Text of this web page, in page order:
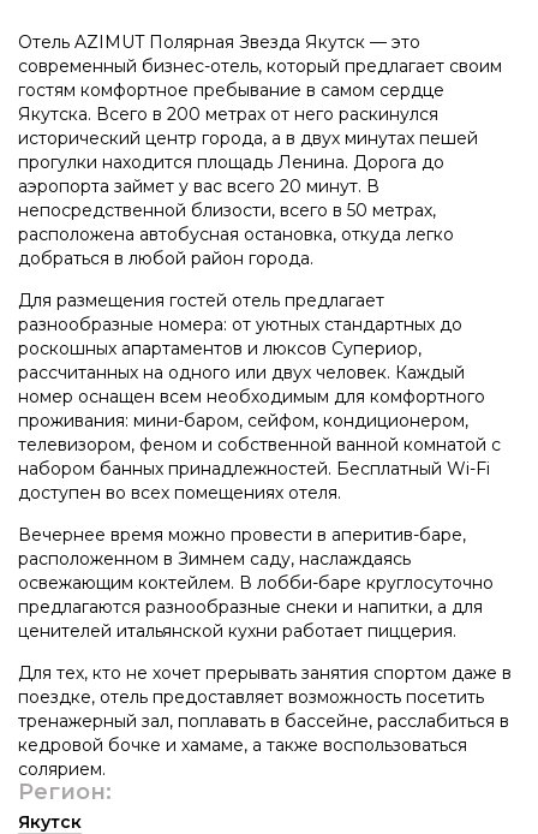
Отель AZIMUT Полярная Звезда Якутск — это
современный бизнес-отель, который предлагает своим
гостям комфортное пребывание в самом сердце
Якутска. Всего в 200 метрах от него раскинулся
исторический центр города, а в двух минутах пешей
прогулки находится площадь Ленина. Дорога до
аэропорта займет у вас всего 20 минут. В
непосредственной близости, всего в 50 метрах,
расположена автобусная остановка, откуда легко
добраться в любой район города.
Для размещения гостей отель предлагает
разнообразные номера: от уютных стандартных до
роскошных апартаментов и люксов Супериор,
рассчитанных на одного или двух человек. Каждый
номер оснащен всем необходимым для комфортного
проживания: мини-баром, сейфом, кондиционером,
телевизором, феном и собственной ванной комнатой с
набором банных принадлежностей. Бесплатный Wi-Fi
доступен во всех помещениях отеля.
Вечернее время можно провести в аперитив-баре,
расположенном в Зимнем саду, наслаждаясь
освежающим коктейлем. В лобби-баре круглосуточно
предлагаются разнообразные снеки и напитки, а для
ценителей итальянской кухни работает пиццерия.
Для тех, кто не хочет прерывать занятия спортом даже в
поездке, отель предоставляет возможность посетить
тренажерный зал, поплавать в бассейне, расслабиться в
кедровой бочке и хамаме, а также воспользоваться
солярием.
Регион:
Якутск